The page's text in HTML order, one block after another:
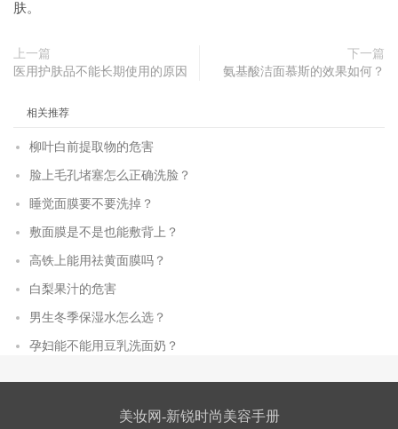
肤。
上一篇
医用护肤品不能长期使用的原因
下一篇
氨基酸洁面慕斯的效果如何？
相关推荐
柳叶白前提取物的危害
脸上毛孔堵塞怎么正确洗脸？
睡觉面膜要不要洗掉？
敷面膜是不是也能敷背上？
高铁上能用祛黄面膜吗？
白梨果汁的危害
男生冬季保湿水怎么选？
孕妇能不能用豆乳洗面奶？
美妆网-新锐时尚美容手册